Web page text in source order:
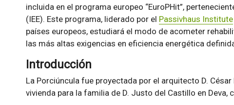
incluida en el programa europeo “EuroPHit”,
(IEE). Este programa, liderado por el Passivhaus Institute
países europeos, estudiará el modo de acometer
las más altas exigencias en eficiencia energética
Introducción
La Porciúncula fue proyectada por el arquitecto D.
vivienda para la familia de D. Justo del Castillo en Deva,